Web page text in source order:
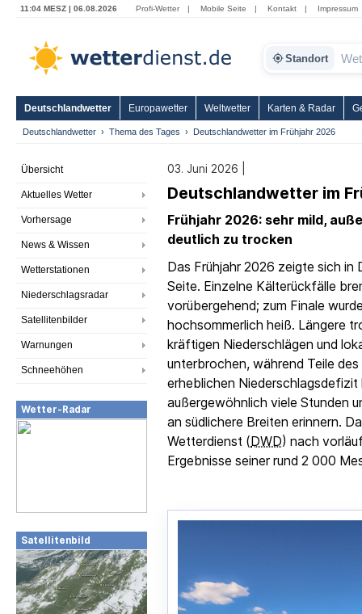
11:04 MESZ | 06.08.2026 Profi-Wetter | Mobile Seite | Kontakt | Impressum
Standort
Deutschlandwetter Europawetter Weltwetter Karten & Radar
Deutschlandwetter Thema des Tages Deutschlandwetter im Frühjahr 2026
Übersicht
Aktuelles Wetter
Vorhersage
News & Wissen
Wetterstationen
Niederschlagsradar
Satellitenbilder
Warnungen
Schneehöhen
Wetter-Radar
Satellitenbild
03. Juni 2026 |
Deutschlandwetter im
Frühjahr 2026: sehr mild,
deutlich zu trocken
Das Frühjahr 2026 zeigte sich in
Seite. Einzelne Kälterückfälle
vorübergehend; zum Finale
hochsommerlich heiß. Längere
kräftigen Niederschlägen und
unterbrochen, während Teile
erheblichen
außergewöhnlich viele Stunden
an südlichere Breiten erinnern.
Wetterdienst (DWD) nach
Ergebnisse seiner rund 2 000